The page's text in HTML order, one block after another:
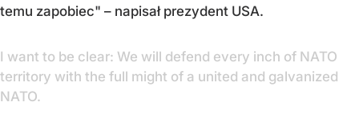
temu zapobiec" – napisał prezydent USA.
I want to be clear: We will defend every inch of NATO
territory with the full might of a united and galvanized
NATO.